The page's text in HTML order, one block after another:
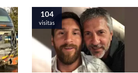
104
visitas